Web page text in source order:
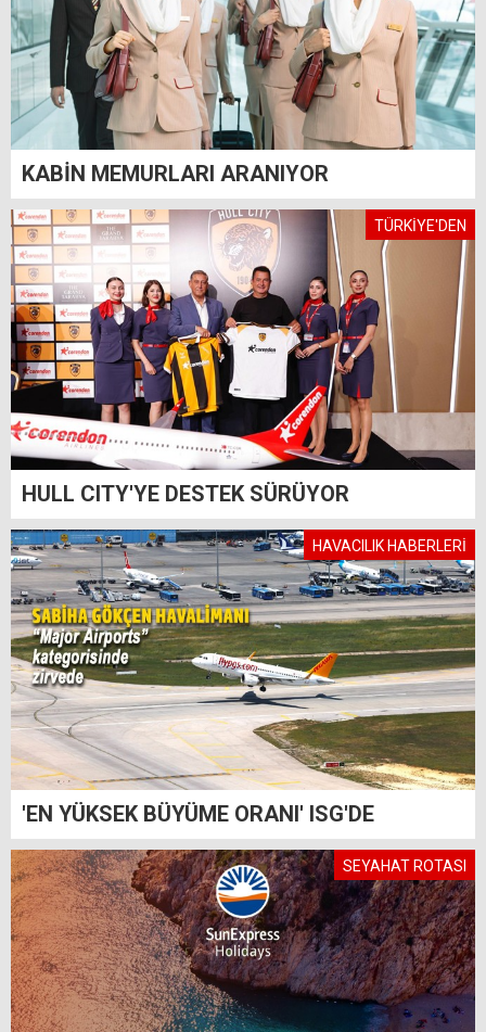
KABİN MEMURLARI ARANIYOR
TÜRKİYE'DEN
HULL CITY'YE DESTEK SÜRÜYOR
HAVACILIK HABERLERİ
'EN YÜKSEK BÜYÜME ORANI' ISG'DE
SEYAHAT ROTASI